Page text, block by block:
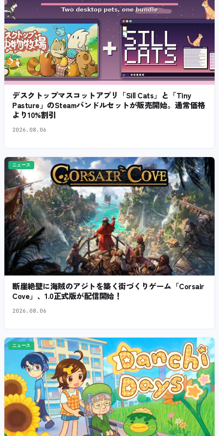
デスクトップマスコットアプリ「Sill Cats」と「Tiny
Pasture」のSteamバンドルセットが販売開始。通常価格
より10%割引
2026.08.06
ニュース
断崖絶壁に海賊のアジトを築く街づくりゲーム「Corsair
Cove」、1.0正式版が配信開始！
2026.08.06
ニュース